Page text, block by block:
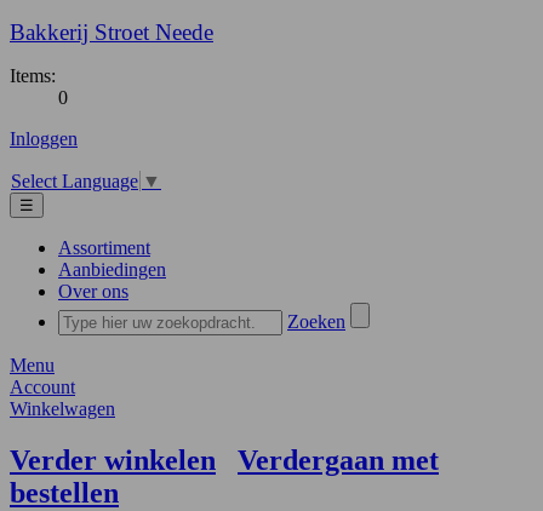
Bakkerij Stroet Neede
Items:
0
Inloggen
Select Language ▼
☰
Assortiment
Aanbiedingen
Over ons
Zoeken
Menu
Account
Winkelwagen
Verder winkelen
Verdergaan met
bestellen